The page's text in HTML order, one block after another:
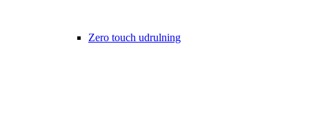
Zero touch udrulning